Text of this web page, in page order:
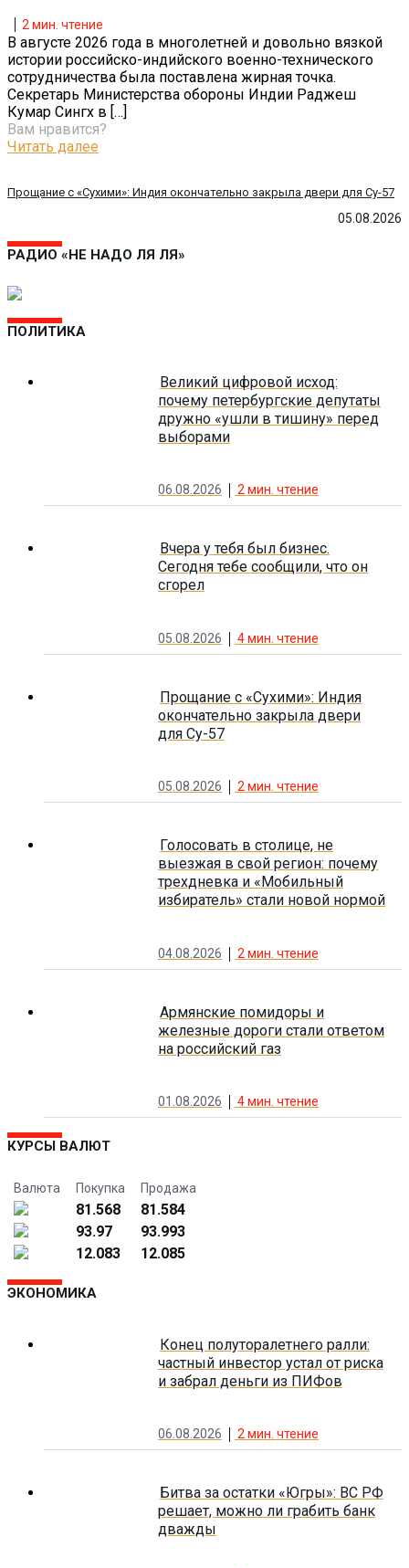
05.08.2026
Прощание с «Сухими»: Индия окончательно закрыла двери для Су-57
2мин. чтение
В августе 2026 года в многолетней и довольно вязкой
истории российско-индийского военно-технического
сотрудничества была поставлена жирная точка.
Секретарь Министерства обороны Индии Раджеш
Кумар Сингх в […]
Вам нравится?
Читать далее
РАДИО «НЕ НАДО ЛЯ ЛЯ»
ПОЛИТИКА
Великий цифровой исход:
почему петербургские депутаты
дружно «ушли в тишину» перед
выборами
06.08.2026 2 мин. чтение
Вчера у тебя был бизнес.
Сегодня тебе сообщили, что он
сгорел
05.08.2026 4мин. чтение
Прощание с «Сухими»: Индия
окончательно закрыла двери
для Су-57
05.08.2026 2 мин. чтение
Голосовать в столице, не
выезжая в свой регион: почему
трехдневка и «Мобильный
избиратель» стали новой нормой
04.08.2026 2 мин. чтение
Армянские помидоры и
железные дороги стали ответом
на российский газ
01.08.2026 4мин. чтение
КУРСЫ ВАЛЮТ
Валюта Покупка Продажа
81.568
81.584
93.97
93.993
12.083
12.085
ЭКОНОМИКА
Конец полуторалетнего ралли:
частный инвестор устал от риска
и забрал деньги из ПИФов
06.08.2026 2 мин. чтение
Битва за остатки «Югры»: ВС РФ
решает, можно ли грабить банк
дважды